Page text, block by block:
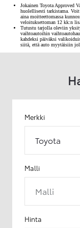
Jokainen Toyota Approved
huolellisesti tarkistama.
aina moitteettomassa
veloituksettoman 12 kk:n
Tutustu tarjolla oleviin
vaihtoautoihin
kahdeksi päiväksi
siitä, että auto myytäisiin
Merkki
Toyota
Malli
Malli
Hinta